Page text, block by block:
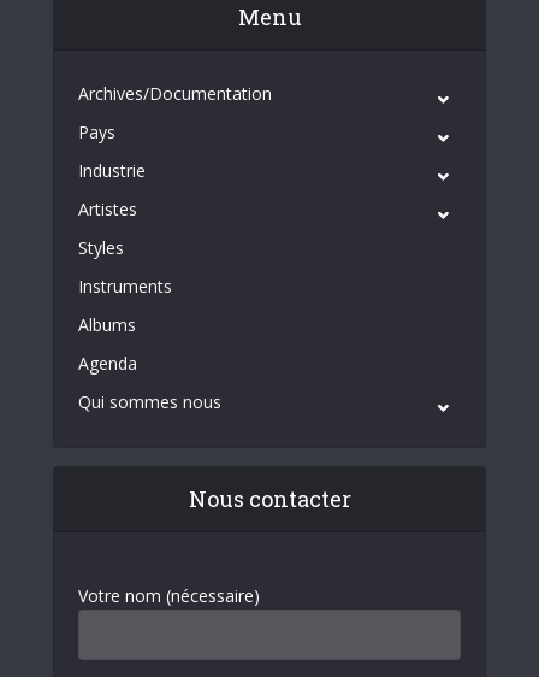
Menu
Archives/Documentation
Pays
Industrie
Artistes
Styles
Instruments
Albums
Agenda
Qui sommes nous
Nous contacter
Votre nom (nécessaire)